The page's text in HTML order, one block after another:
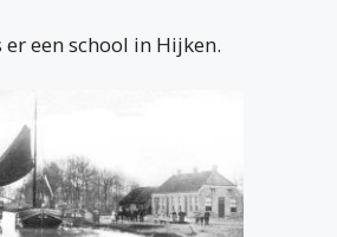
er een school in Hijken.